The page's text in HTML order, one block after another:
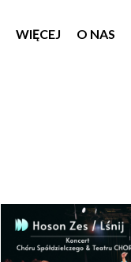
WIĘCEJ O NAS